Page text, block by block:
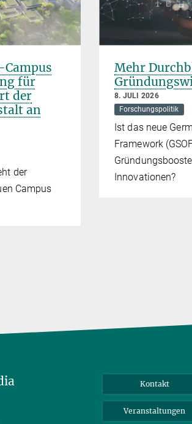
für
der
an
der
Campus
Mehr
8. JULI 2026
Forschungspolitik
Ist das neue
Framework
Innovationen?
Kontakt
Veranstaltungen